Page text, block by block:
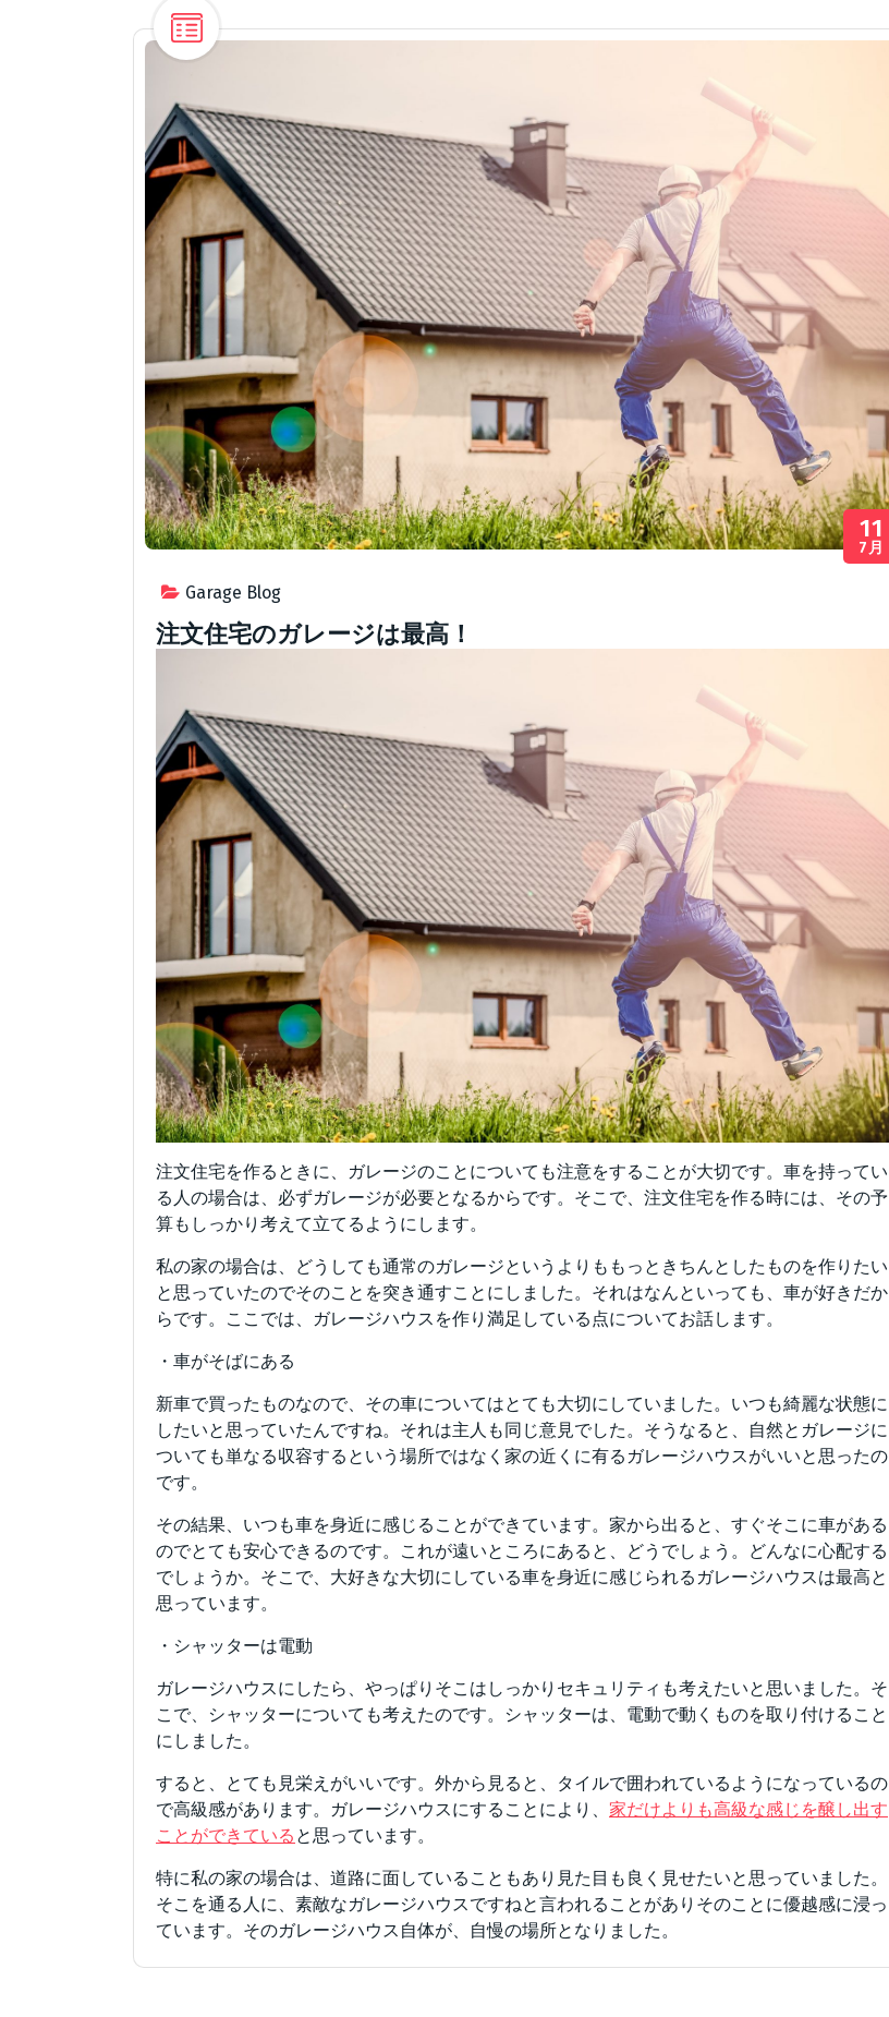
Garage Blog
11
7月
注文住宅のガレージは最高！
注文住宅を作るときに、ガレージのことについても注意をすることが大切です。車を持ってい
る人の場合は、必ずガレージが必要となるからです。そこで、注文住宅を作る時には、その予
算もしっかり考えて立てるようにします。
私の家の場合は、どうしても通常のガレージというよりももっときちんとしたものを作りたい
と思っていたのでそのことを突き通すことにしました。それはなんといっても、車が好きだか
らです。ここでは、ガレージハウスを作り満足している点についてお話します。
・車がそばにある
新車で買ったものなので、その車についてはとても大切にしていました。いつも綺麗な状態に
したいと思っていたんですね。それは主人も同じ意見でした。そうなると、自然とガレージに
ついても単なる収容するという場所ではなく家の近くに有るガレージハウスがいいと思ったの
です。
その結果、いつも車を身近に感じることができています。家から出ると、すぐそこに車がある
のでとても安心できるのです。これが遠いところにあると、どうでしょう。どんなに心配する
でしょうか。そこで、大好きな大切にしている車を身近に感じられるガレージハウスは最高と
思っています。
・シャッターは電動
ガレージハウスにしたら、やっぱりそこはしっかりセキュリティも考えたいと思いました。そ
こで、シャッターについても考えたのです。シャッターは、電動で動くものを取り付けること
にしました。
すると、とても見栄えがいいです。外から見ると、タイルで囲われているようになっているの
で高級感があります。ガレージハウスにすることにより、 家だけよりも高級な感じを醸し出す
ことができている と思っています。
特に私の家の場合は、道路に面していることもあり見た目も良く見せたいと思っていました。
そこを通る人に、素敵なガレージハウスですねと言われることがありそのことに優越感に浸っ
ています。そのガレージハウス自体が、自慢の場所となりました。